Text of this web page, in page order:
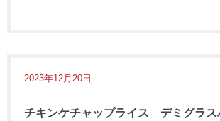
2023年12月20日
チキンケチャップライス デミグラス